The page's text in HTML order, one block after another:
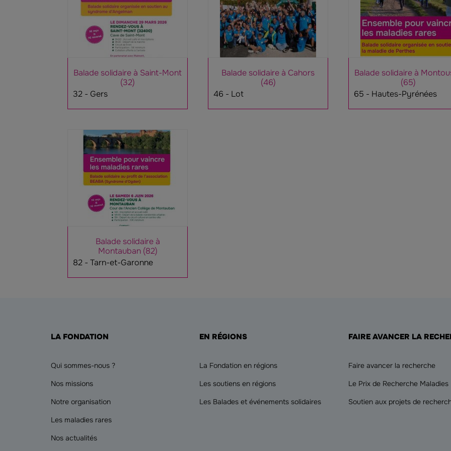
Balade solidaire à Saint-Mont
(32)
32 - Gers
Balade solidaire à Cahors
(46)
46 - Lot
Balade solidaire à
(65)
65 - Hautes-Pyrénées
Balade solidaire à
Montauban (82)
82 - Tarn-et-Garonne
LA FONDATION
Qui sommes-nous ?
Nos missions
Notre organisation
Les maladies rares
Nos actualités
EN RÉGIONS
La Fondation en régions
Les soutiens en régions
Les Balades et événements solidaires
FAIRE AVANCER LA
Faire avancer la recherche
Le Prix de Recherche Maladies
Soutien aux projets de